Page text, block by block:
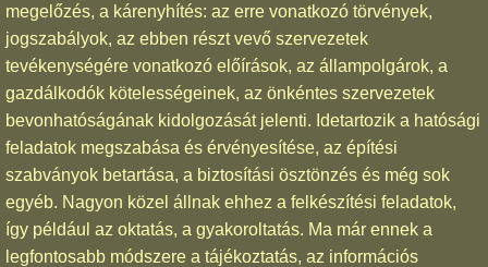
megelőzés, a kárenyhítés: az erre vonatkozó törvények,
jogszabályok, az ebben részt vevő szervezetek
tevékenységére vonatkozó előírások, az állampolgárok, a
gazdálkodók kötelességeinek, az önkéntes szervezetek
bevonhatóságának kidolgozását jelenti. Idetartozik a hatósági
feladatok megszabása és érvényesítése, az építési
szabványok betartása, a biztosítási ösztönzés és még sok
egyéb. Nagyon közel állnak ehhez a felkészítési feladatok,
így például az oktatás, a gyakoroltatás. Ma már ennek a
legfontosabb módszere a tájékoztatás, az információs